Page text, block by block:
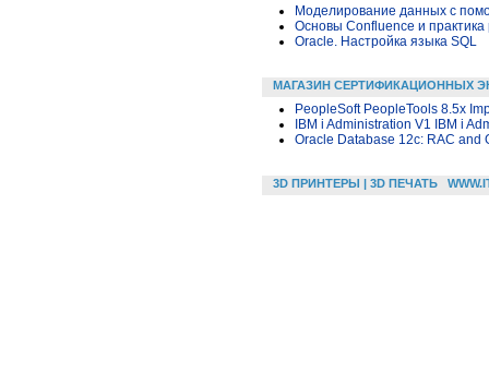
Моделирование данных с
Основы Confluence и
Oracle. Настройка языка SQL
МАГАЗИН СЕРТИФИКАЦИОННЫХ
PeopleSoft PeopleTools 8.5x
IBM i Administration V1 IBM i
Oracle Database 12c: RAC and
3D ПРИНТЕРЫ | 3D ПЕЧАТЬ